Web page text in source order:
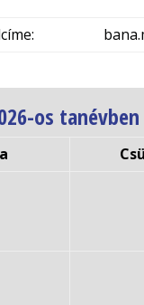
os tanévben